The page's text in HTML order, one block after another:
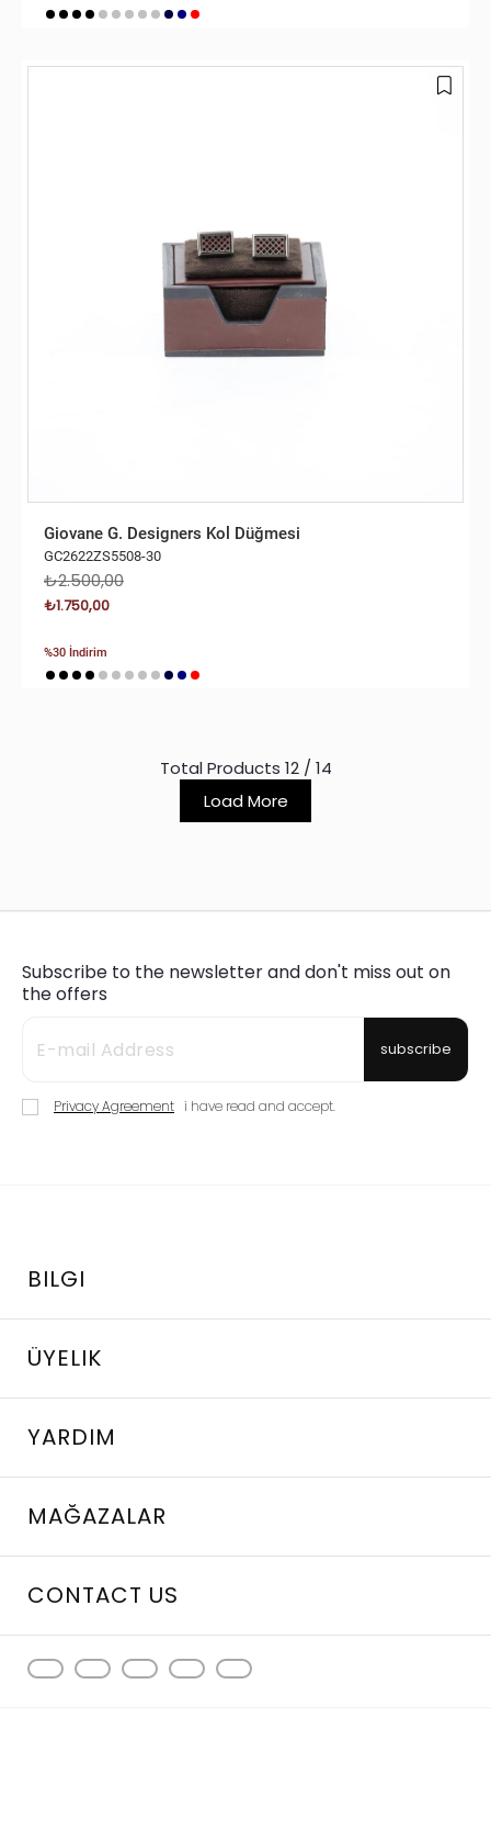
Giovane G. Designers Kol Düğmesi
GC2622ZS5508-30
₺2.500,00
₺1.750,00
%30 İndirim
Total Products 12/ 14
Load More
Subscribe to the newsletter and don't miss out on
the offers
subscribe
Privacy Agreement i have read and accept.
BILGI
ÜYELIK
YARDIM
MAĞAZALAR
CONTACT US